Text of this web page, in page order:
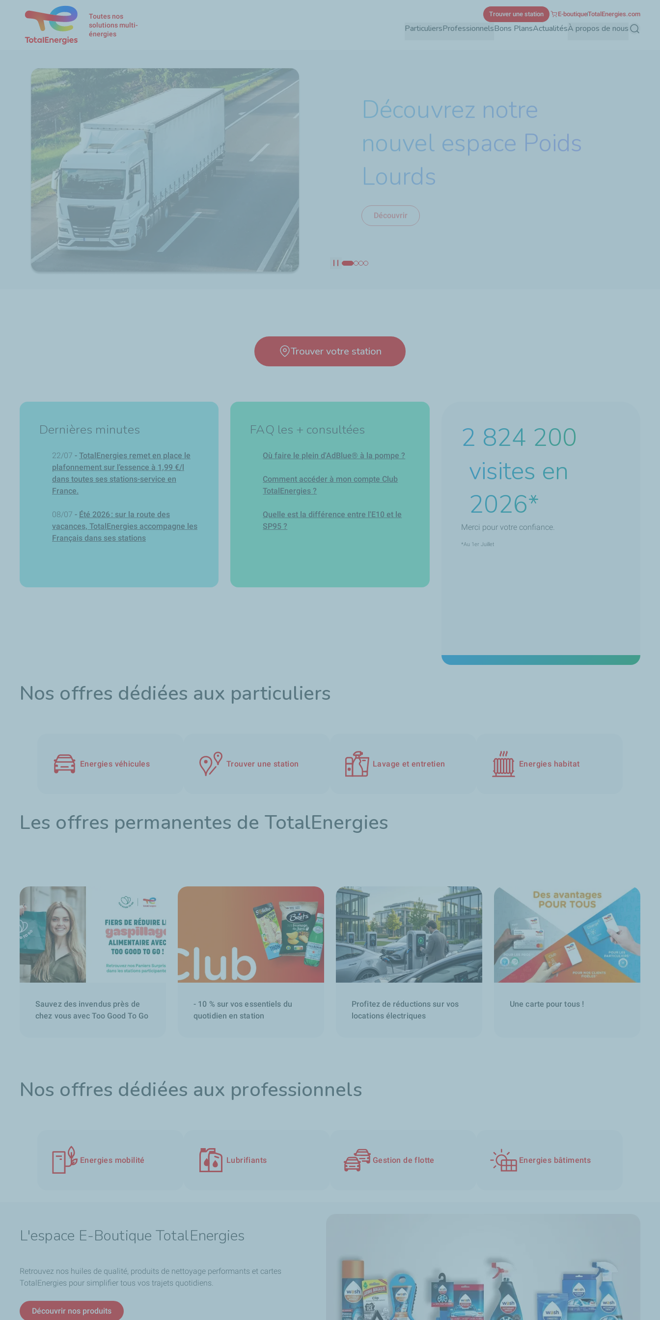
Toutes nos
solutions multi-
énergies
ParticuliersProfessionnelsBons PlansActualitésÀ propos de nous
Trouver une station E-boutiqueTotalEnergies.com
Découvrez notre
nouvel espace Poids
Lourds
Découvrir
J’en profite !
Découvrir
Trouver votre station
Dernières minutes
22/07 - TotalEnergies remet en place le
plafonnement sur l’essence à 1,99 €/l
dans toutes ses stations-service en
France.
08/07 - Été 2026 : sur la route des
vacances, TotalEnergies accompagne les
Français dans ses stations
FAQ les + consultées
Où faire le plein d'AdBlue® à la pompe ?
Comment accéder à mon compte Club
TotalEnergies ?
Quelle est la différence entre l'E10 et le
SP95 ?
4 445 500
visites en
2026*
Merci pour votre confiance.
*Au 1er Juillet
Nos offres dédiées aux particuliers
Energies véhicules Trouver une station Lavage et entretien Energies habitat
Les offres permanentes de TotalEnergies
Sauvez des invendus près de
chez vous avec Too Good To Go
- 10 % sur vos essentiels du
quotidien en station
Profitez de réductions sur vos
locations électriques
Une carte pour tous !
Nos offres dédiées aux professionnels
Energies mobilité Lubrifiants Gestion de flotte Energies bâtiments
L'espace E-Boutique TotalEnergies
Retrouvez nos huiles de qualité, produits de nettoyage performants et cartes
TotalEnergies pour simplifier tous vos trajets quotidiens.
Découvrir nos produits